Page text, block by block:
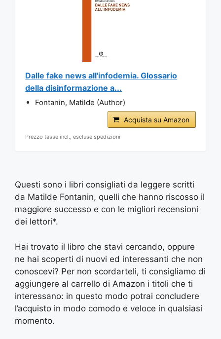
Dalle fake news all'infodemia. Glossario
della disinformazione a...
Fontanin, Matilde (Author)
Acquista su Amazon
Prezzo tasse incl., escluse spedizioni
Questi sono i libri consigliati da leggere scritti
da Matilde Fontanin, quelli che hanno riscosso il
maggiore successo e con le migliori recensioni
dei lettori*.
Hai trovato il libro che stavi cercando, oppure
ne hai scoperti di nuovi ed interessanti che non
conoscevi? Per non scordarteli, ti consigliamo di
aggiungere al carrello di Amazon i titoli che ti
interessano: in questo modo potrai concludere
l’acquisto in modo comodo e veloce in qualsiasi
momento.